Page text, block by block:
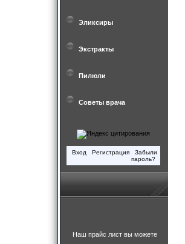
Эликсиры
Экстракты
Пилюли
Советы врача
Вход Регистрация
Забыли
пароль?
Наш прайс лист вы можете